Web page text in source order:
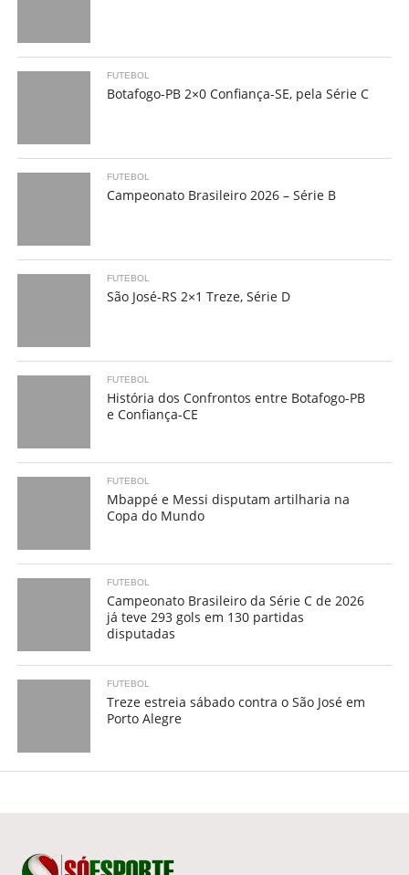
FUTEBOL
Botafogo-PB 2×0 Confiança-SE, pela Série C
FUTEBOL
Campeonato Brasileiro 2026 – Série B
FUTEBOL
São José-RS 2×1 Treze, Série D
FUTEBOL
História dos Confrontos entre Botafogo-PB
e Confiança-CE
FUTEBOL
Mbappé e Messi disputam artilharia na
Copa do Mundo
FUTEBOL
Campeonato Brasileiro da Série C de 2026
já teve 293 gols em 130 partidas
disputadas
FUTEBOL
Treze estreia sábado contra o São José em
Porto Alegre